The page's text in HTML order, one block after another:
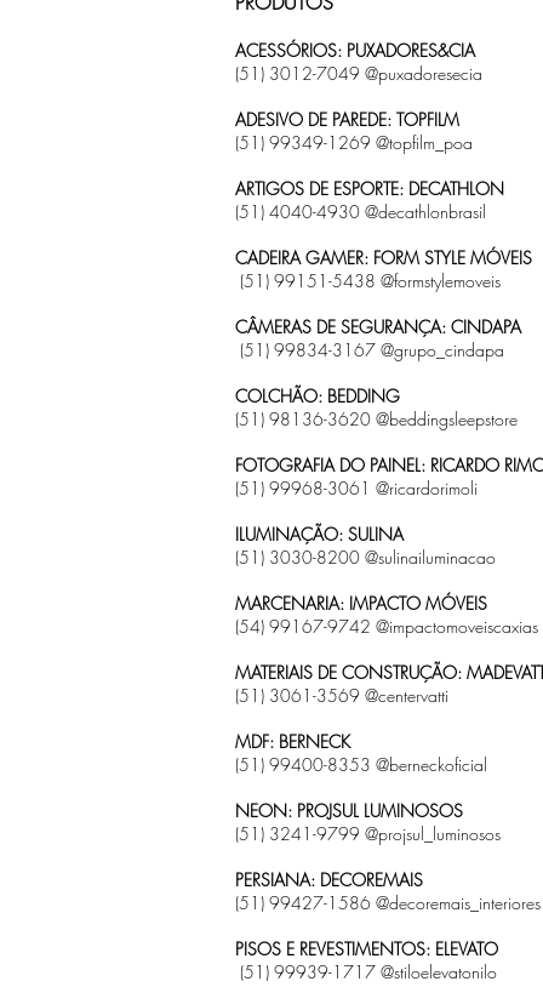
ACESSÓRIOS: PUXADORES&CIA
(51) 3012-7049 @puxadoresecia
ADESIVO DE PAREDE: TOPFILM
(51) 99349-1269 @topfilm_poa
ARTIGOS DE ESPORTE: DECATHLON
(51) 4040-4930 @decathlonbrasil
CADEIRA GAMER: FORM STYLE MÓVEIS
(51) 99151-5438 @formstylemoveis
CÂMERAS DE SEGURANÇA: CINDAPA
(51) 99834-3167 @grupo_cindapa
COLCHÃO: BEDDING
(51) 98136-3620 @beddingsleepstore
FOTOGRAFIA DO PAINEL: RICARDO
(51) 99968-3061 @ricardorimoli
ILUMINAÇÃO: SULINA
(51) 3030-8200 @sulinailuminacao
MARCENARIA: IMPACTO MÓVEIS
(54) 99167-9742 @impactomoveiscaxias
MATERIAIS DE CONSTRUÇÃO:
(51) 3061-3569 @centervatti
MDF: BERNECK
(51) 99400-8353 @berneckoficial
NEON: PROJSUL LUMINOSOS
(51) 3241-9799 @projsul_luminosos
PERSIANA: DECOREMAIS
(51) 99427-1586 @decoremais_interiores
PISOS E REVESTIMENTOS: ELEVATO
(51) 99939-1717 @stiloelevatonilo